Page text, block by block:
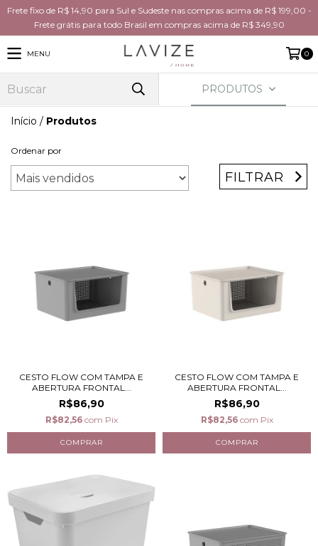
Frete fixo de R$ 14,90 para Sul e Sudeste nas compras acima de R$ 199,00 -
Frete grátis para todo Brasil em compras acima de R$ 349,90
MENU 0
PRODUTOS
Início / Produtos
Ordenar por
FILTRAR
CESTO FLOW COM TAMPA E
ABERTURA FRONTAL...
R$86,90
R$82,56 com Pix
CESTO FLOW COM TAMPA E
ABERTURA FRONTAL...
R$86,90
R$82,56 com Pix